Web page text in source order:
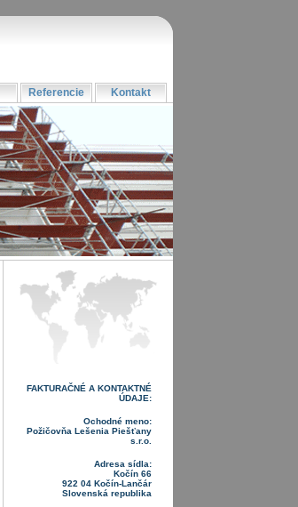
Referencie Kontakt
FAKTURAČNÉ A KONTAKTNÉ
ÚDAJE:
Ochodné meno:
Požičovňa Lešenia Piešťany
s.r.o.
Adresa sídla:
Kočín 66
922 04 Kočín-Lančár
Slovenská republika